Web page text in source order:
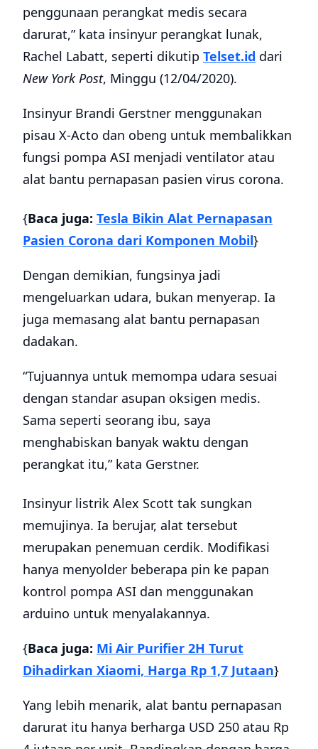
penggunaan perangkat medis secara
darurat,” kata insinyur perangkat lunak,
Rachel Labatt, seperti dikutip Telset.id dari
New York Post, Minggu (12/04/2020).
Insinyur Brandi Gerstner menggunakan
pisau X-Acto dan obeng untuk membalikkan
fungsi pompa ASI menjadi ventilator atau
alat bantu pernapasan pasien virus corona.
{Baca juga: Tesla Bikin Alat Pernapasan
Pasien Corona dari Komponen Mobil}
Dengan demikian, fungsinya jadi
mengeluarkan udara, bukan menyerap. Ia
juga memasang alat bantu pernapasan
dadakan.
“Tujuannya untuk memompa udara sesuai
dengan standar asupan oksigen medis.
Sama seperti seorang ibu, saya
menghabiskan banyak waktu dengan
perangkat itu,” kata Gerstner.
Insinyur listrik Alex Scott tak sungkan
memujinya. Ia berujar, alat tersebut
merupakan penemuan cerdik. Modifikasi
hanya menyolder beberapa pin ke papan
kontrol pompa ASI dan menggunakan
arduino untuk menyalakannya.
{Baca juga: Mi Air Purifier 2H Turut
Dihadirkan Xiaomi, Harga Rp 1,7 Jutaan}
Yang lebih menarik, alat bantu pernapasan
darurat itu hanya berharga USD 250 atau Rp